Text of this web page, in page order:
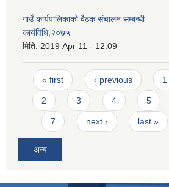
गाउँ कार्यपालिकाको बैठक संचालन सम्बन्धी
कार्यविधि,२०७५
मिति: 2019 Apr 11 - 12:09
Pages
« first ‹ previous 1
2 3 4 5
7 next › last »
अन्य